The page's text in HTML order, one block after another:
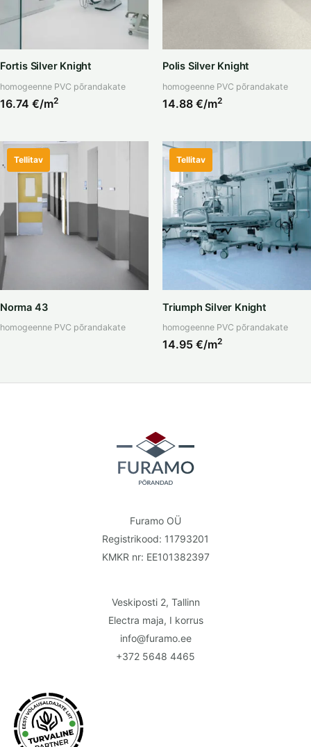
Fortis Silver Knight
homogeenne PVC põrandakate
16.74 €/m2
Polis Silver Knight
homogeenne PVC põrandakate
14.88 €/m2
Tellitav
Norma 43
homogeenne PVC põrandakate
Tellitav
Triumph Silver Knight
homogeenne PVC põrandakate
14.95 €/m2
Furamo OÜ
Registrikood: 11793201
KMKR nr: EE101382397
Veskiposti 2, Tallinn
Electra maja, I korrus
info@furamo.ee
+372 5648 4465